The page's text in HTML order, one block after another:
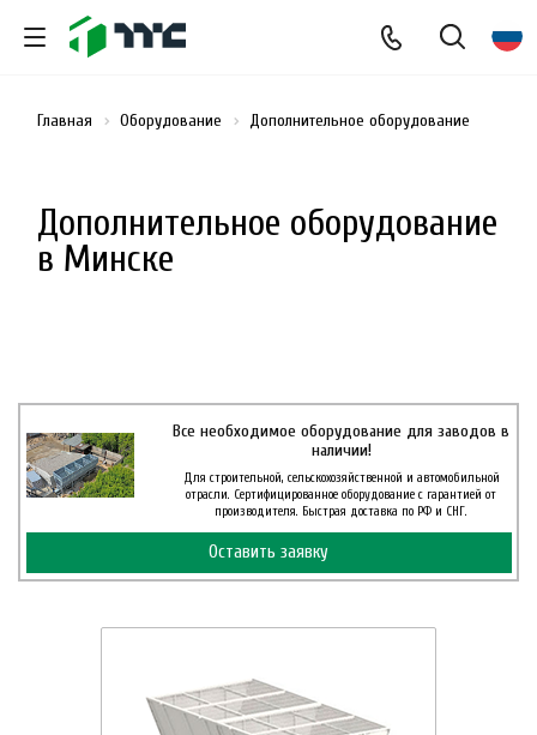
Дополнительное оборудование
в Минске
Главная Оборудование Дополнительное оборудование
Все необходимое оборудование для заводов в
наличии!
Для строительной, сельскохозяйственной и автомобильной
отрасли. Сертифицированное оборудование с гарантией от
производителя. Быстрая доставка по РФ и СНГ.
Оставить заявку